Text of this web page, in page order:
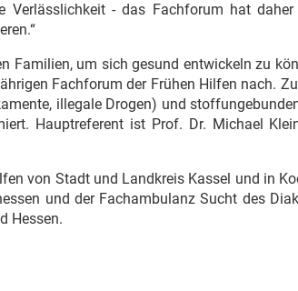
Verlässlichkeit - das Fachforum hat
Familien, um sich gesund entwickeln zu
Fachforum der Frühen Hilfen nach.
illegale Drogen) und
Hauptreferent ist Prof. Dr. Michael
von Stadt und Landkreis Kassel und in
und der Fachambulanz Sucht des
Hessen.